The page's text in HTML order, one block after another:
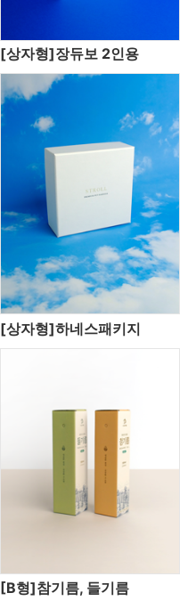
[상자형]장듀보 2인용
[상자형]하네스패키지
[B형]참기름, 들기름